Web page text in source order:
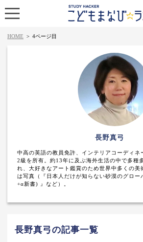
HOME > 4ページ目
長野真弓
中高の英語の教員免許、インテリアコーディネ
2級を所有。約13年に及ぶ海外生活の中で多種
れ、大好きなアート鑑賞のため世界中多くの美
は写真（『日本人だけが知らない砂漠のグロー
+α新書) 』など）。
長野真弓の記事一覧